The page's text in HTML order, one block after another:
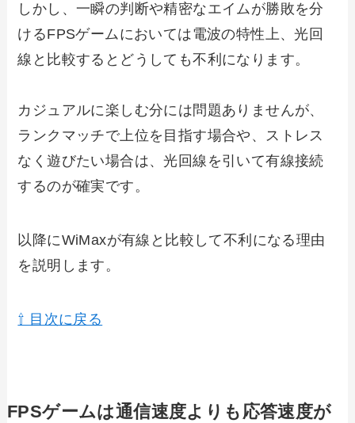
しかし、一瞬の判断や精密なエイムが勝敗を分
けるFPSゲームにおいては電波の特性上、光回
線と比較するとどうしても不利になります。
カジュアルに楽しむ分には問題ありませんが、
ランクマッチで上位を目指す場合や、ストレス
なく遊びたい場合は、光回線を引いて有線接続
するのが確実です。
以降にWiMaxが有線と比較して不利になる理由
を説明します。
⇧ 目次に戻る
FPSゲームは通信速度よりも応答速度が